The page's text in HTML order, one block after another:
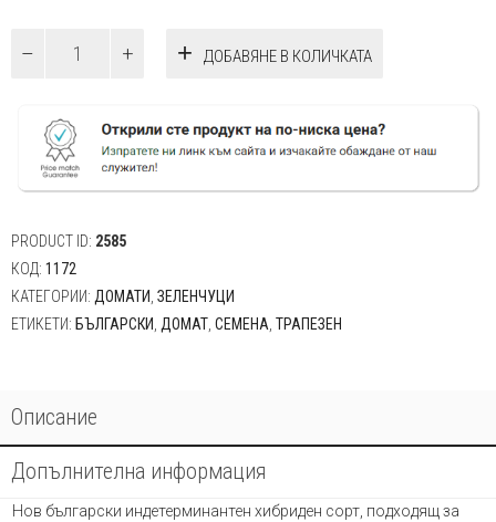
за
трапезен
50сем.
ДОБАВЯНЕ В КОЛИЧКАТА
PRODUCT ID: 2585
КОД: 1172
КАТЕГОРИИ: ДОМАТИ, ЗЕЛЕНЧУЦИ
ЕТИКЕТИ: БЪЛГАРСКИ, ДОМАТ, СЕМЕНА, ТРАПЕЗЕН
Описание
Допълнителна информация
Нов български индетерминантен хибриден сорт, подходящ за